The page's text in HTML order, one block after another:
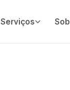
Serviços